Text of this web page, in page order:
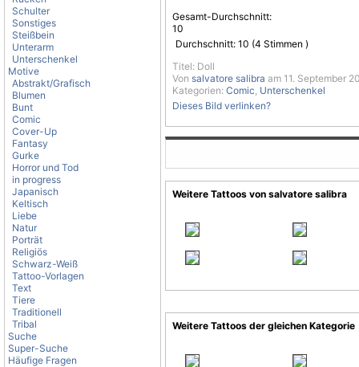
Schulter
Sonstiges
Steißbein
Unterarm
Unterschenkel
Motive
Abstrakt/Grafisch
Blumen
Bunt
Comic
Cover-Up
Fantasy
Gurke
Horror und Tod
in progress
Japanisch
Keltisch
Liebe
Natur
Porträt
Religiös
Schwarz-Weiß
Tattoo-Vorlagen
Text
Tiere
Traditionell
Tribal
Suche
Super-Suche
Häufige Fragen
Gesamt-Durchschnitt:
10
Durchschnitt: 10 (4 Stimmen )
Titel: Doll
Von salvatore salibra am 11. September
Kategorien: Comic, Unterschenkel
Dieses Bild verlinken?
Weitere Tattoos von salvatore salibra
Weitere Tattoos der gleichen Kategorie